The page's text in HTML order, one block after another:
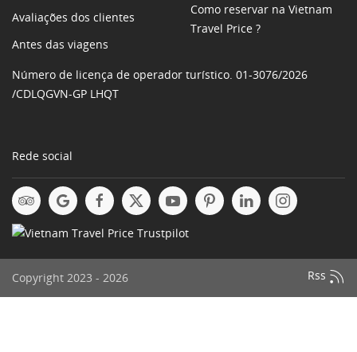
Avaliações dos clientes
Antes das viagens
Como reservar na Vietnam
Travel Price ?
Número de licença de operador turístico. 01-3076/2026
/CDLQGVN-GP LHQT
Rede social
Copyright 2023 - 2026 Rss